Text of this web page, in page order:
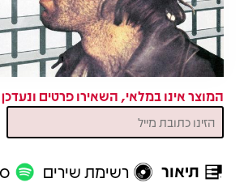
המוצר אינו במלאי, השאירו פרטים
תיאור רשימת שירים